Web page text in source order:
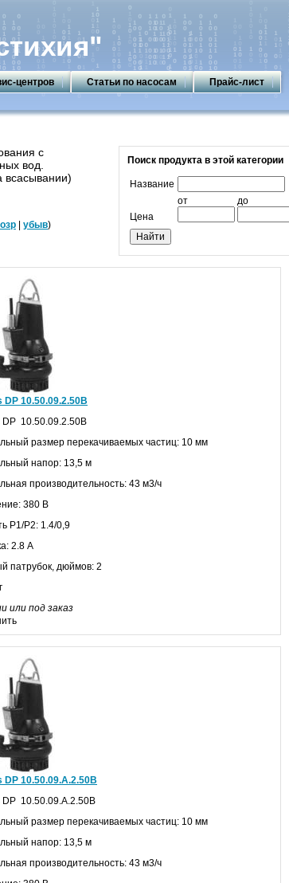
центров Статьи по насосам Прайс-лист
Поиск продукта в этой категории
Название
Цена
от до
с
вод.
всасывании)
убыв)
DP 10.50.09.2.50В
DP 10.50.09.2.50В
размер перекачиваемых частиц: 10 мм
напор: 13,5 м
производительность: 43 м3/ч
380 В
P1/P2: 1.4/0,9
2.8 А
патрубок, дюймов: 2
или под заказ
DP 10.50.09.А.2.50В
DP 10.50.09.А.2.50В
размер перекачиваемых частиц: 10 мм
напор: 13,5 м
производительность: 43 м3/ч